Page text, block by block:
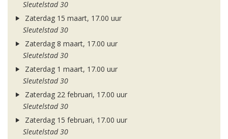
Sleutelstad 30
Zaterdag 15 maart, 17.00 uur
Sleutelstad 30
Zaterdag 8 maart, 17.00 uur
Sleutelstad 30
Zaterdag 1 maart, 17.00 uur
Sleutelstad 30
Zaterdag 22 februari, 17.00 uur
Sleutelstad 30
Zaterdag 15 februari, 17.00 uur
Sleutelstad 30